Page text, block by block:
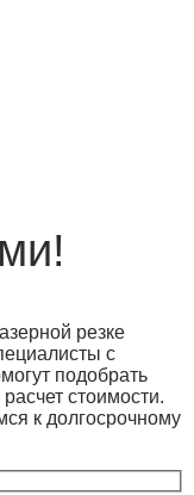
резке
с
подобрать
стоимости.
к долгосрочному